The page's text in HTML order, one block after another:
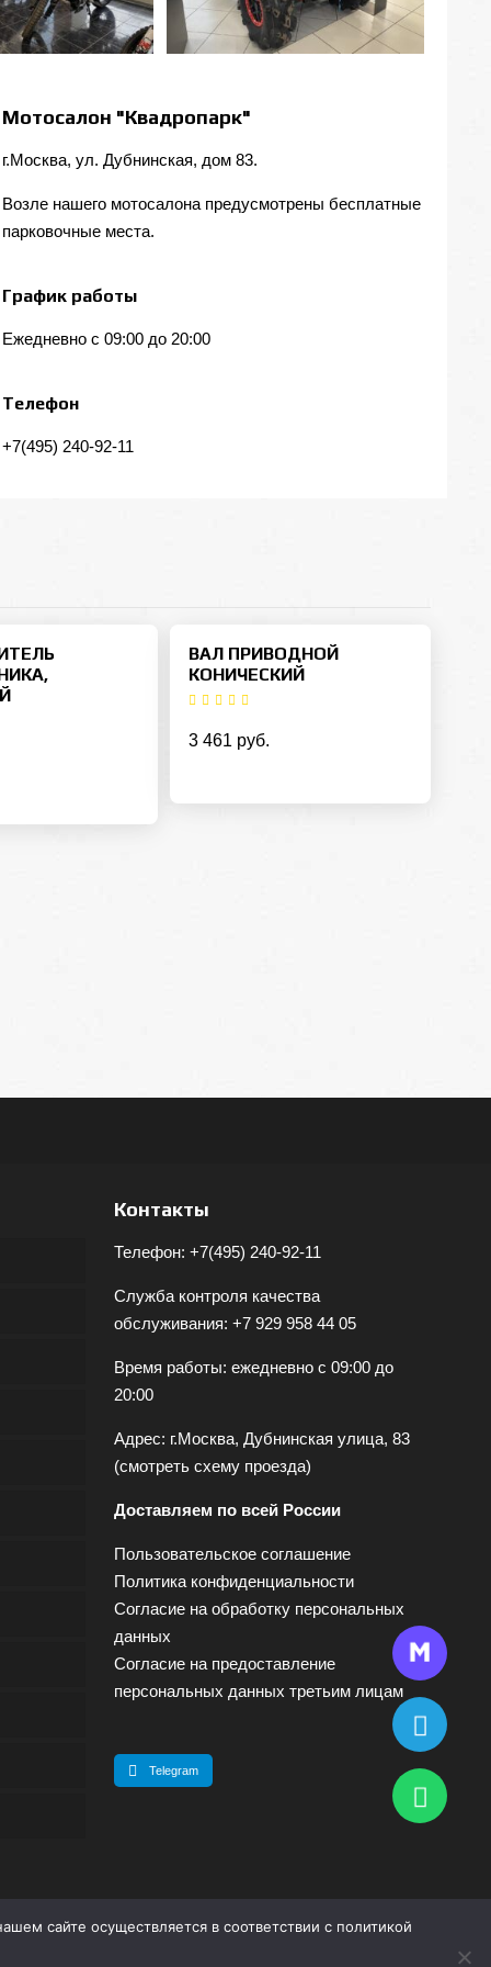
Мотосалон "Квадропарк"
г.Москва, ул. Дубнинская, дом 83.
Возле нашего мотосалона предусмотрены бесплатные
парковочные места.
График работы
Ежедневно с 09:00 до 20:00
Телефон
+7(495) 240-92-11
ВАЛ ПРИВОДНОЙ
КОНИЧЕСКИЙ
3 461 руб.
Контакты
Телефон: +7(495) 240-92-11
Служба контроля качества
обслуживания: +7 929 958 44 05
Время работы: ежедневно с 09:00 до
20:00
Адрес: г.Москва, Дубнинская улица, 83
(смотреть схему проезда)
Доставляем по всей России
Пользовательское соглашение
Политика конфиденциальности
Согласие на обработку персональных
данных
Согласие на предоставление
персональных данных третьим лицам
Telegram
сайте осуществляется в соответствии с политикой